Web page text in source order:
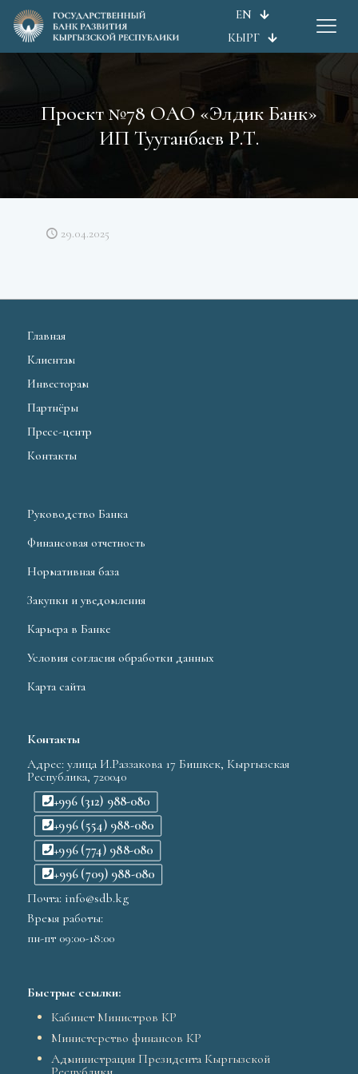
EN
КЫРГ
Проект №78 ОАО «Элдик Банк»
ИП Тууганбаев Р.Т.
29.04.2025
Главная
Клиентам
Инвесторам
Партнёры
Пресс-центр
Контакты
Руководство Банка
Финансовая отчетность
Нормативная база
Закупки и уведомления
Карьера в Банке
Условия согласия обработки данных
Карта сайта
Контакты
Адрес: улица И.Раззакова 17 Бишкек, Кыргызская
Республика, 720040
+996 (312) 988-080
+996 (554) 988-080
+996 (774) 988-080
+996 (709) 988-080
Почта: info@sdb.kg
Время работы:
пн-пт 09:00-18:00
Быстрые ссылки:
Кабинет Министров КР
Министерство финансов КР
Администрация Президента Кыргызской